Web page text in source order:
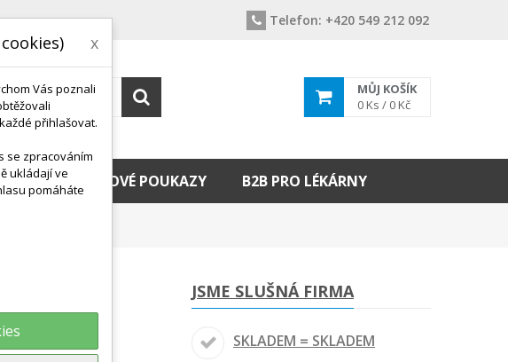
Telefon: +420 549 212 092
MŮJ KOŠÍK
0 Ks / 0 Kč
SK DÁRKOVÉ POUKAZY B2B PRO LÉKÁRNY
ABS JSME SLUŠNÁ FIRMA
SKLADEM = SKLADEM
x
Vás poznali
přihlašovat.
se zpracováním
ukládají ve
pomáháte